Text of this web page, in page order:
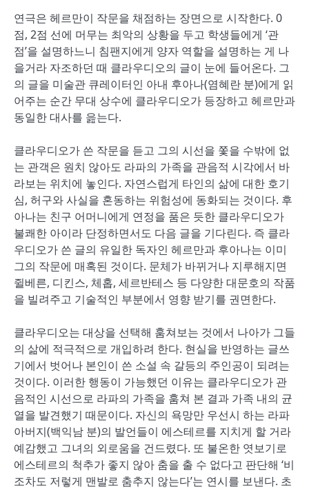
연극은 헤르만이 작문을 채점하는 장면으로 시작한다. 0
점, 2점 선에 머무는 최악의 상황을 두고 학생들에게 ‘관
점’을 설명하느니 침팬지에게 양자 역할을 설명하는 게 나
을거라 자조하던 때 클라우디오의 글이 눈에 들어온다. 그
의 글을 미술관 큐레이터인 아내 후아나(염혜란 분)에게 읽
어주는 순간 무대 상수에 클라우디오가 등장하고 헤르만과
동일한 대사를 읊는다.
클라우디오가 쓴 작문을 듣고 그의 시선을 쫓을 수밖에 없
는 관객은 원치 않아도 라파의 가족을 관음적 시각에서 바
라보는 위치에 놓인다. 자연스럽게 타인의 삶에 대한 호기
심, 허구와 사실을 혼동하는 위험성에 동화되는 것이다. 후
아나는 친구 어머니에게 연정을 품은 듯한 클라우디오가
불쾌한 아이라 단정하면서도 다음 글을 기다린다. 즉 클라
우디오가 쓴 글의 유일한 독자인 헤르만과 후아나는 이미
그의 작문에 매혹된 것이다. 문체가 바뀌거나 지루해지면
쥘베른, 디킨스, 체홉, 세르반테스 등 다양한 대문호의 작품
을 빌려주고 기술적인 부분에서 영향 받기를 권면한다.
클라우디오는 대상을 선택해 훔쳐보는 것에서 나아가 그들
의 삶에 적극적으로 개입하려 한다. 현실을 반영하는 글쓰
기에서 벗어나 본인이 쓴 소설 속 갈등의 주인공이 되려는
것이다. 이러한 행동이 가능했던 이유는 클라우디오가 관
음적인 시선으로 라파의 가족을 훔쳐 본 결과 가족 내의 균
열을 발견했기 때문이다. 자신의 욕망만 우선시 하는 라파
아버지(백익남 분)의 발언들이 에스테르를 지치게 할 거라
예감했고 그녀의 외로움을 건드렸다. 또 불온한 엿보기로
에스테르의 척추가 좋지 않아 춤을 출 수 없다고 판단해 ‘비
조차도 저렇게 맨발로 춤추지 않는다’는 연시를 보낸다. 초